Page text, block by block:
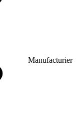
Manufacturier